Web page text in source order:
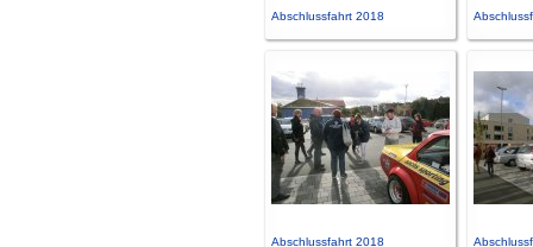
Abschlussfahrt 2018
Abschlussfahrt 2018